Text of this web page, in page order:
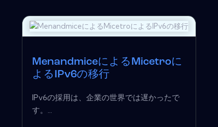
MenandmiceによるMicetroに
よるIPv6の移行
IPv6の採用は、企業の世界では遅かったで
す。...